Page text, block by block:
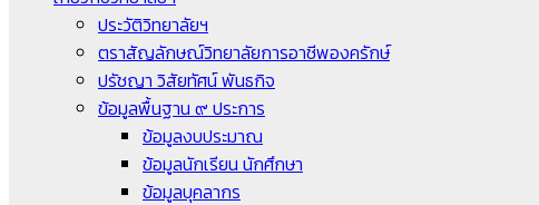
ประวัติวิทยาลัยฯ
ตราสัญลักษณ์วิทยาลัยการอาชีพองครักษ์
ปรัชญา วิสัยทัศน์ พันธกิจ
ข้อมูลพื้นฐาน ๙ ประการ
ข้อมูลงบประมาณ
ข้อมูลนักเรียน นักศึกษา
ข้อมูลบุคลากร